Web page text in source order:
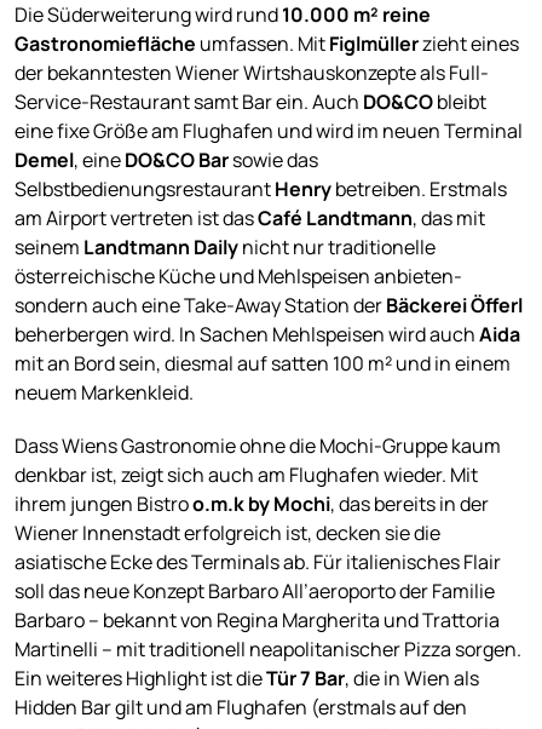
Die Süderweiterung wird rund10.000 m² reine
Gastronomiefläche umfassen. MitFiglmüllerzieht eines
der bekanntesten Wiener Wirtshauskonzepte als Full-
Service-Restaurant samt Bar ein. Auch DO&CObleibt
eine fixe Größe am Flughafen und wird im neuen Terminal
Demel, eineDO&CO Barsowie das
SelbstbedienungsrestaurantHenrybetreiben. Erstmals
am Airport vertreten ist dasCafé Landtmann, das mit
seinem Landtmann Dailynicht nur traditionelle
österreichische Küche und Mehlspeisen anbieten-
sondern auch eine Take-Away Station derBäckerei Öfferl
beherbergen wird. In Sachen Mehlspeisen wird auchAida
mit an Bord sein, diesmal auf satten 100 m² und in einem
neuem Markenkleid.
Dass Wiens Gastronomie ohne die Mochi-Gruppe kaum
denkbar ist, zeigt sich auch am Flughafen wieder. Mit
ihrem jungen Bistroo.m.k by Mochi, das bereits in der
Wiener Innenstadt erfolgreich ist, decken sie die
asiatische Ecke des Terminals ab. Für italienisches Flair
soll das neue Konzept Barbaro All’aeroporto der Familie
Barbaro – bekannt von Regina Margherita und Trattoria
Martinelli – mit traditionell neapolitanischer Pizza sorgen.
Ein weiteres Highlight ist dieTür 7 Bar, die in Wien als
Hidden Bar gilt und am Flughafen (erstmals auf den